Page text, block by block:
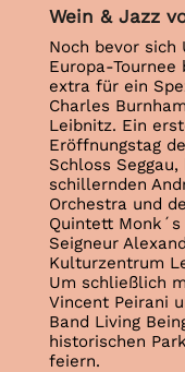
Wein & Jazz
Noch bevor
Europa-
extra für ein
Charles
Leibnitz. Ein
Eröffnungstag
Schloss
schillernden
Orchestra und
Quintett
Seigneur
Kulturzentrum
Um schließlich
Vincent Peirani
Band Living
historischen
feiern.